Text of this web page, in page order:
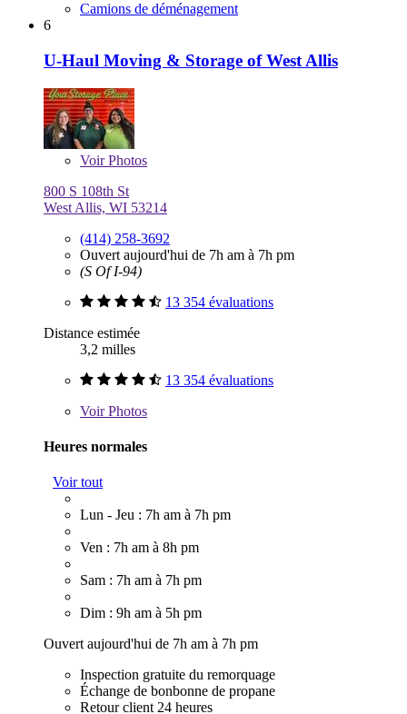
Camions de déménagement
6
U-Haul Moving & Storage of West Allis
VoirPhotos
800 S 108th St
West Allis, WI 53214
(414) 258-3692
Ouvert aujourd'hui de 7h am à 7h pm
(S Of I-94)
13 354 évaluations
Distance estimée
3,2 milles
13 354 évaluations
VoirPhotos
Heures normales
Voir tout
Lun - Jeu : 7h am à 7h pm
Ven : 7h am à 8h pm
Sam : 7h am à 7h pm
Dim : 9h am à 5h pm
Ouvert aujourd'hui de 7h am à 7h pm
Inspection gratuite du remorquage
Échange de bonbonne de propane
Retour client 24 heures